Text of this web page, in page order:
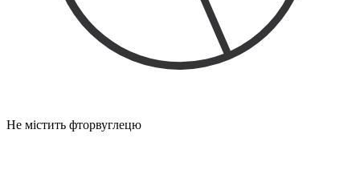
Не містить фторвуглецю